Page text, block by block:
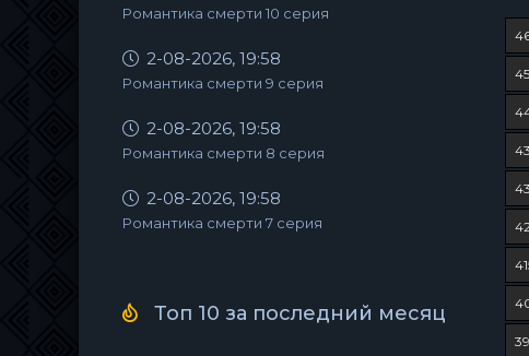
Романтика смерти 10 серия
2-08-2026, 19:58
Романтика смерти 9 серия
2-08-2026, 19:58
Романтика смерти 8 серия
2-08-2026, 19:58
Романтика смерти 7 серия
Топ 10 за последний месяц